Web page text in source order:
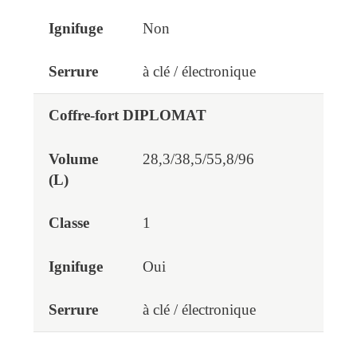
Non
à clé / électronique
Coffre-fort DIPLOMAT
28,3/38,5/55,8/96
1
Oui
à clé / électronique